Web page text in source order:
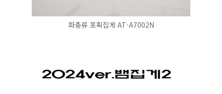
파충류 포획집게 AT-A7002N